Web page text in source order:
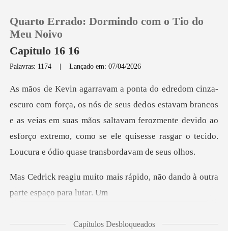
Loja
Histórico
Baixar App
Quarto Errado: Dormindo com o Tio do
Meu Noivo
Capítulo 16 16
Palavras: 1174 |Lançado em: 07/04/2026
os estavam brancos
e as veias em suas mãos saltavam ferozmente devido ao
esforço extremo
is rápido, não dando à outr
Capítulos Desbloqueados